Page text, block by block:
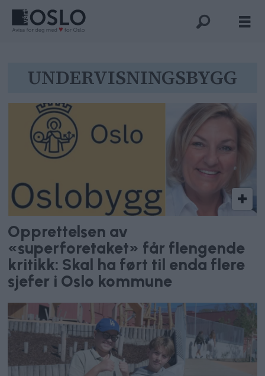
Tag:
undervisningsbygg
UNDERVISNINGSBYGG
Opprettelsen av
«superforetaket» får flengende
kritikk: Skal ha ført til enda flere
sjefer i Oslo kommune